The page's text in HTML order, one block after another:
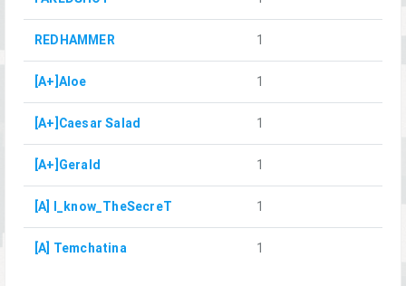
REDHAMMER 1
[A+]Aloe 1
[A+]Caesar Salad 1
[A+]Gerald 1
[A] I_know_TheSecreT 1
[A] Temchatina 1